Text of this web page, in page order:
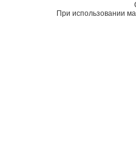
При использовании